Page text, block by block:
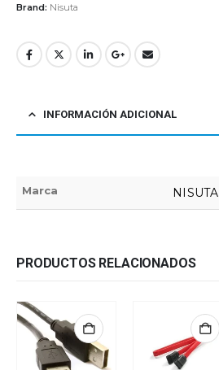
Brand: Nisuta
INFORMACIÓN ADICIONAL
Marca NISUTA
PRODUCTOS RELACIONADOS